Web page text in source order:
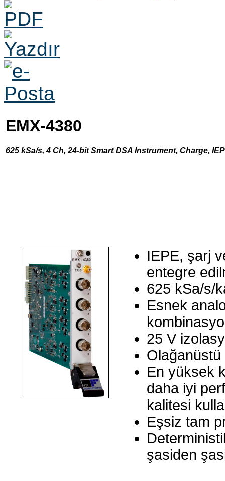
EMX-4380
625 kSa/s, 4 Ch, 24-bit Smart DSA Instrument, Charge,
IEPE, şarj
entegre
625 kSa/s/
Esnek
25 V
Olağanüstü
En yüksek
daha iyi
kalitesi
Eşsiz tam
şasiden